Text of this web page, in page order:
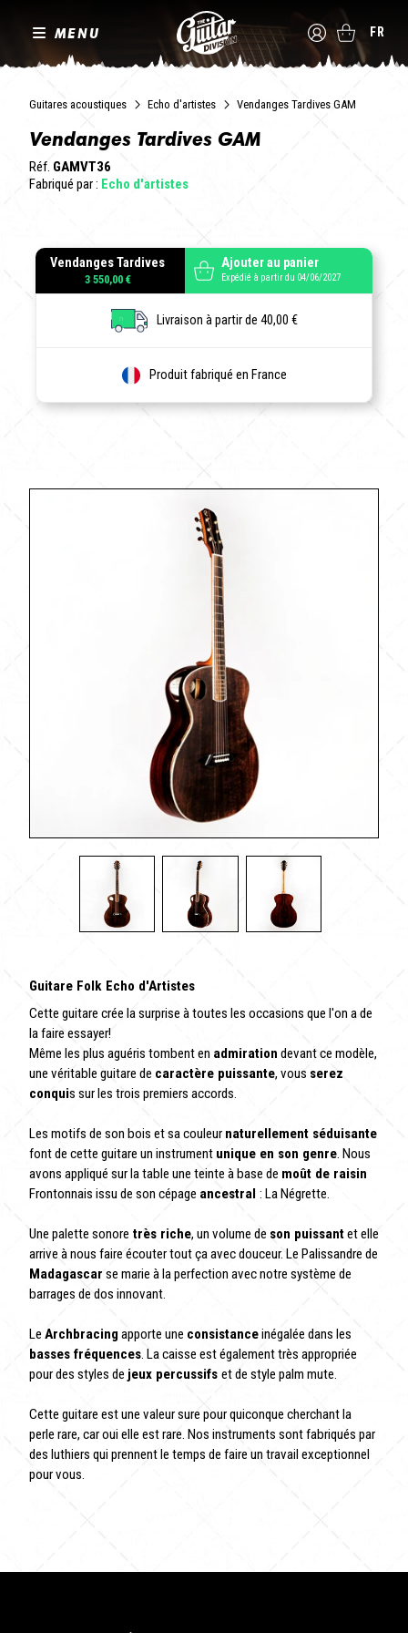
MENU FR
Guitares acoustiques Echo d'artistes Vendanges Tardives GAM
Vendanges Tardives GAM
Réf. GAMVT36
Fabriqué par : Echo d'artistes
Vendanges Tardives
3 550,00 €
Ajouter au panier
Expédié à partir du 04/06/2027
Livraison à partir de 40,00 €
Produit fabriqué en France
Guitare Folk Echo d'Artistes
Cette guitare crée la surprise à toutes les occasions que l'on a de
la faire essayer!
Même les plus aguéris tombent en admiration devant ce modèle,
une véritable guitare de caractère puissante, vous serez
conquis sur les trois premiers accords.
Les motifs de son bois et sa couleur naturellement séduisante
font de cette guitare un instrument unique en son genre . Nous
avons appliqué sur la table une teinte à base de moût de raisin
Frontonnais issu de son cépage ancestral : La Négrette.
Une palette sonore très riche, un volume de son puissantet elle
arrive à nous faire écouter tout ça avec douceur. Le Palissandre de
Madagascar se marie à la perfection avec notre système de
barrages de dos innovant.
Le Archbracing apporte une consistanceinégalée dans les
basses fréquences . La caisse est également très appropriée
pour des styles de jeux percussifs et de style palm mute.
Cette guitare est une valeur sure pour quiconque cherchant la
perle rare, car oui elle est rare. Nos instruments sont fabriqués par
des luthiers qui prennent le temps de faire un travail exceptionnel
pour vous.